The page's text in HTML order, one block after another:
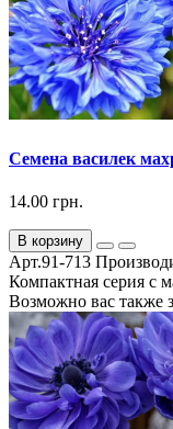
Семена василек
14.00 грн.
В корзину
Арт.91-713
Компактная серия с
Возможно вас также